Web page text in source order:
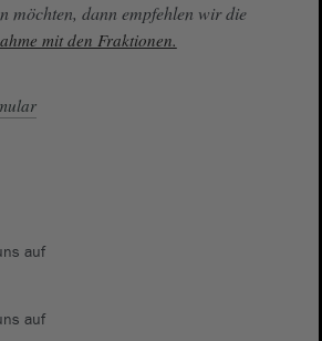
möchten, dann empfehlen wir die
mit den Fraktionen.
auf
auf